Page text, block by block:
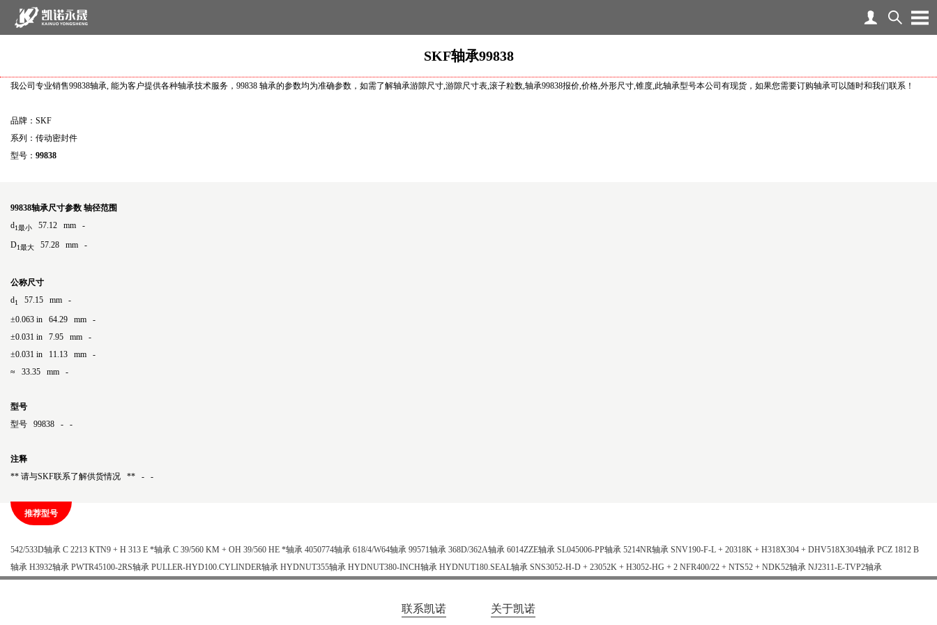
SKF轴承99838
我公司专业销售99838轴承, 能为客户提供各种轴承技术服务，99838 轴承的参数均为准确参数，如需了解轴承游隙尺寸,游隙尺寸表,滚子粒数,轴承99838报价,价格,外形尺寸,锥度,此轴承型号本公司有现货，如果您需要订购轴承可以随时和我们联系！
品牌：SKF
系列：传动密封件
型号： 99838
99838轴承尺寸参数 轴径范围
d1最小 57.12 mm -
D1最大 57.28 mm -
公称尺寸
d1 57.15 mm -
±0.063 in 64.29 mm -
±0.031 in 7.95 mm -
±0.031 in 11.13 mm -
≈ 33.35 mm -
型号
型号 99838 - -
注释
** 请与SKF联系了解供货情况 ** - -
推荐型号
542/533D轴承 C 2213 KTN9 + H 313 E *轴承 C 39/560 KM + OH 39/560 HE *轴承 4050774轴承 618/4/W64轴承 99571轴承 368D/362A轴承 6014ZZE轴承 SL045006-PP轴承 5214NR轴承 SNV190-F-L + 20318K + H318X304 + DHV518X304轴承 PCZ 1812 B
轴承 H3932轴承 PWTR45100-2RS轴承 PULLER-HYD100.CYLINDER轴承 HYDNUT355轴承 HYDNUT380-INCH轴承 HYDNUT180.SEAL轴承 SNS3052-H-D + 23052K + H3052-HG + 2 NFR400/22 + NTS52 + NDK52轴承 NJ2311-E-TVP2轴承
联系凯诺 关于凯诺